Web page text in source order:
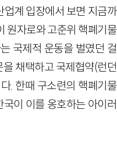
업계 입장에서 보면 지금까
원자로와 고준위 핵폐기물
국제적 운동을 벌였던 걸
채택하고 국제협약(런던
. 한때 구소련의 핵폐기물
이 이를 옹호하는 아이러